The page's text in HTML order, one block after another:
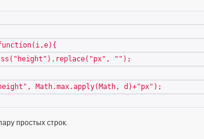
"");
Math.max.apply(Math, d)+"px");
простых строк.